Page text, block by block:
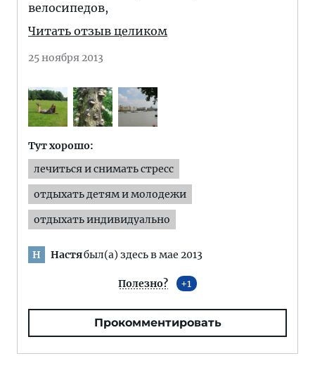
велосипедов,
Читать отзыв целиком
25 ноября 2013
Тут хорошо:
лечиться и снимать стресс
отдыхать детям и молодежи
отдыхать индивидуально
Н Настябыл(а) здесь в мае 2013
Полезно? 1
Прокомментировать